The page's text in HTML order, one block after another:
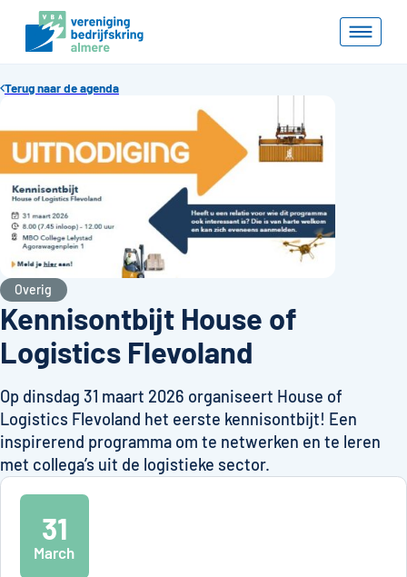
Terug naar de agenda
Overig
Kennisontbijt House of
Logistics Flevoland
Op dinsdag 31 maart 2026 organiseert House of
Logistics Flevoland het eerste kennisontbijt! Een
inspirerend programma om te netwerken en te leren
met collega’s uit de logistieke sector.
31
March